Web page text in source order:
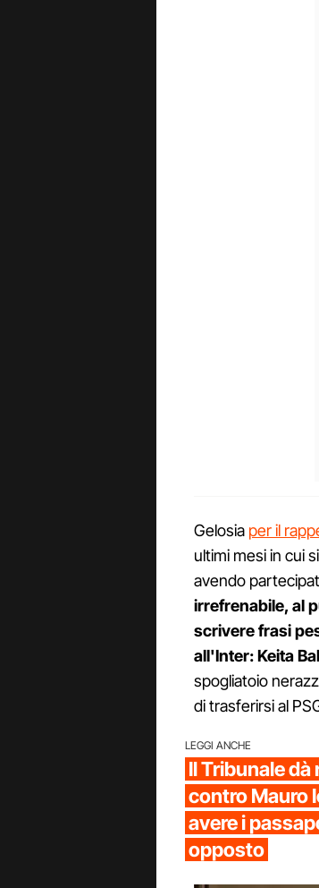
Gelosia per il
ultimi mesi in cui
avendo
irrefrenabile, al
scrivere frasi
all'Inter: Keita
spogliatoio
di trasferirsi al
LEGGI ANCHE
Il Tribunale dà
contro Mauro
avere i
opposto